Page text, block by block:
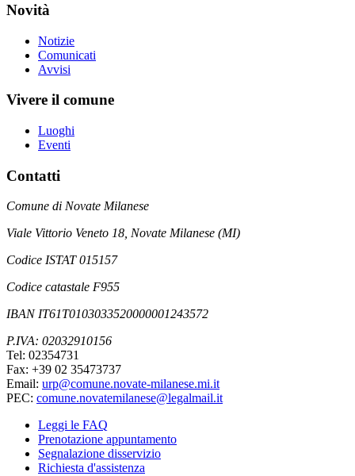
Novità
Notizie
Comunicati
Avvisi
Vivere il comune
Luoghi
Eventi
Contatti
Comune di Novate Milanese
Viale Vittorio Veneto 18, Novate Milanese (MI)
Codice ISTAT 015157
Codice catastale F955
IBAN IT61T0103033520000001243572
P.IVA: 02032910156
Tel: 02354731
Fax: +39 02 35473737
Email: urp@comune.novate-milanese.mi.it
PEC: comune.novatemilanese@legalmail.it
Leggi le FAQ
Prenotazione appuntamento
Segnalazione disservizio
Richiesta d'assistenza